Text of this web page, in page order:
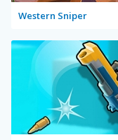
Western Sniper